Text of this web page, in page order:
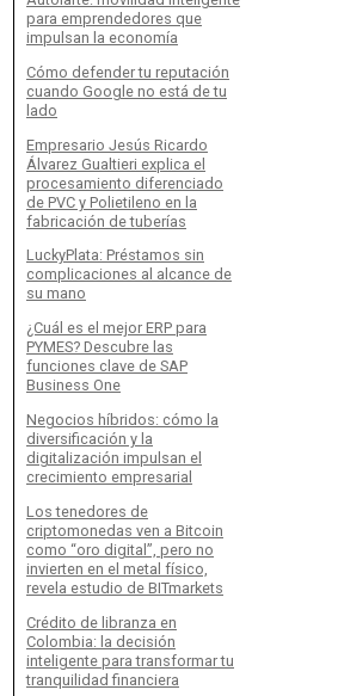
para emprendedores que
impulsan la economía
Cómo defender tu reputación
cuando Google no está de tu
lado
Empresario Jesús Ricardo
Álvarez Gualtieri explica el
procesamiento diferenciado
de PVC y Polietileno en la
fabricación de tuberías
LuckyPlata: Préstamos sin
complicaciones al alcance de
su mano
¿Cuál es el mejor ERP para
PYMES? Descubre las
funciones clave de SAP
Business One
Negocios híbridos: cómo la
diversificación y la
digitalización impulsan el
crecimiento empresarial
Los tenedores de
criptomonedas ven a Bitcoin
como “oro digital”, pero no
invierten en el metal físico,
revela estudio de BITmarkets
Crédito de libranza en
Colombia: la decisión
inteligente para transformar tu
tranquilidad financiera